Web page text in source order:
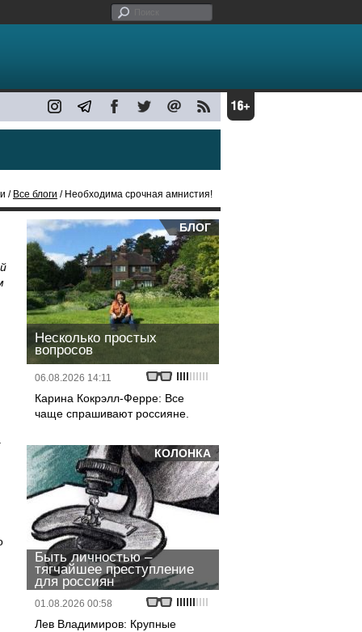
/ Все блоги / Необходима срочная амнистия!
БЛОГ
Несколько простых
вопросов
06.08.2026 14:11
Карина Кокрэлл-Ферре: Все
чаще спрашивают россияне.
КОЛОНКА
Быть личностью –
тягчайшее преступление
для россиян
01.08.2026 00:58
Лев Владимиров: Крупные